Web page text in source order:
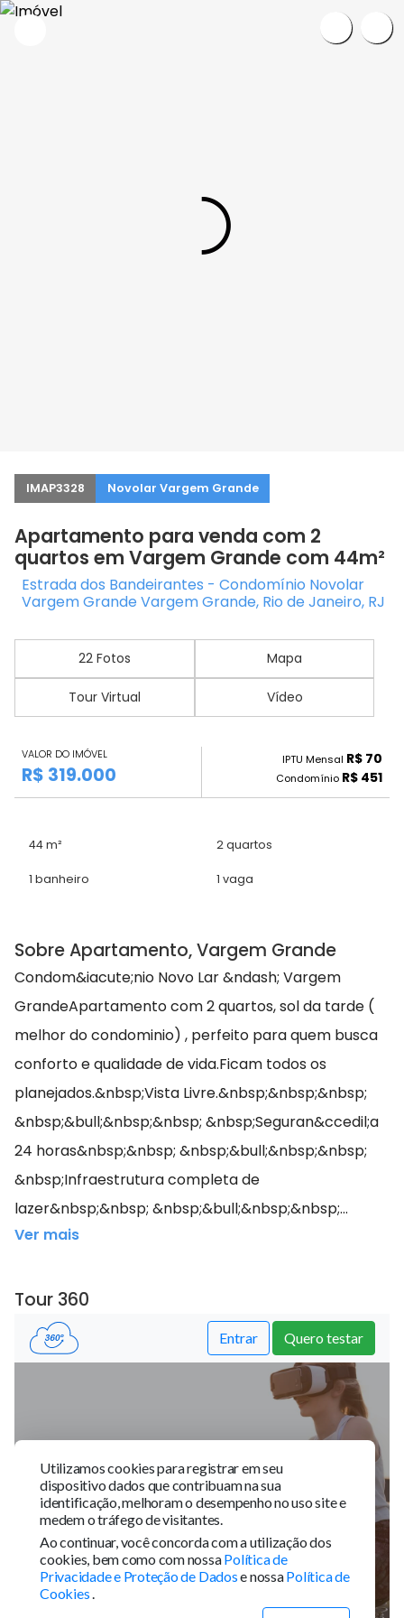
IMAP3328 Novolar Vargem Grande
Apartamento para venda com 2
quartos em Vargem Grande com 44m²
Estrada dos Bandeirantes - Condomínio Novolar
Vargem Grande Vargem Grande, Rio de Janeiro, RJ
22 Fotos Mapa
Tour Virtual Vídeo
VALOR DO IMÓVEL
R$ 319.000
IPTU Mensal R$ 70
Condomínio R$ 451
44 m² 2 quartos
1 banheiro 1 vaga
Sobre Apartamento, Vargem Grande
Condom&iacute;nio Novo Lar &ndash; Vargem
GrandeApartamento com 2 quartos, sol da tarde (
melhor do condominio) , perfeito para quem busca
conforto e qualidade de vida.Ficam todos os
planejados.&nbsp;Vista Livre.&nbsp;&nbsp;&nbsp;
&nbsp;&bull;&nbsp;&nbsp; &nbsp;Seguran&ccedil;a
24 horas&nbsp;&nbsp; &nbsp;&bull;&nbsp;&nbsp;
&nbsp;Infraestrutura completa de
lazer&nbsp;&nbsp; &nbsp;&bull;&nbsp;&nbsp;...
Ver mais
Tour 360